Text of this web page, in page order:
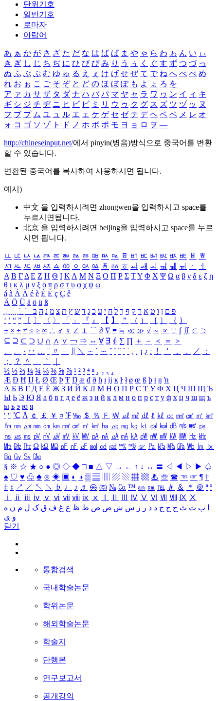
단위기호
일반기호
로마자
아랍어
あ ぁ か が さ ざ た だ な は ば ぱ ま や ゃ ら わ ゎ ん い ぃ
き ぎ し じ ち ぢ に ひ び ぴ み り う ぅ く ぐ す ず つ づ っ
ぬ ふ ぶ ぷ む ゆ ゅ る え ぇ け げ せ ぜ て で ね へ べ ぺ め
れ お ぉ こ ご そ ぞ と ど の ほ ぼ ぽ も よ ょ ろ を
ア ァ カ サ ザ タ ダ ナ ハ バ パ マ ヤ ャ ラ ワ ヮ ン イ ィ キ
ギ シ ジ チ ヂ ニ ヒ ビ ピ ミ リ ウ ゥ ク グ ス ズ ツ ヅ ッ ヌ
フ ブ プ ム ユ ュ ル エ ェ ケ ゲ セ ゼ テ デ ヘ ベ ペ メ レ オ
ォ コ ゴ ソ ゾ ト ド ノ ホ ボ ポ モ ヨ ョ ロ ヲ ―
http://chineseinput.net/에서 pinyin(병음)방식으로 중국어를 변환
할 수 있습니다.
변환된 중국어를 복사하여 사용하시면 됩니다.
예시)
中文 을 입력하시려면 zhongwen을 입력하시고 space를
누르시면됩니다.
北京 을 입력하시려면 beijing을 입력하시고 space를 누르
시면 됩니다.
ㅥ ㅦ ㅧ ㅨ ㅩ ㅪ ㅫ ㅬ ㅭ ㅮ ㅯ ㅰ ㅱ ㅲ ㅳ ㅴ ㅵ ㅶ ㅷ ㅸ
ㅹ
ㅺ ㅻ ㅼ ㅽ ㅾ ㅿ ㆀ ㆁ ㆂ ㆃ ㆄ ㆅ ㆆ ㆇ ㆈ ㆉ ㆊ ㆋ ㆌ ㆍ
ㆎ
Α Β ΓΔ Ε Ζ Η Θ Ι ΚΛ Μ Ν Ξ Ο Π Ρ Σ ΤΥ Φ Χ Ψ Ω α β γ δ ε ζ η
θ ι κ λ μ ν ξ ο π ρ σ τ υ φ χ ψ ω
á à Á À é è É È ç Ç ê
Ä Ö Ü ä ö ü ß
ִֶֹ ֻּ ׁׂ פ ם ן ו ט א ר ק ף ך ל ח י ע כ ג ד ש ץ ת צ מ נ ה ב
‘ ’ “ ” 〔 〕 〈 〉 「 」 『 』 【 】 ＂ （ ） ［ ］ ｛ ｝
± × ÷ ≠ ≤ ≥ ∞ ∴ ♂ ♀ ∠ ⊥ ⌒ ∂ ∇ ≡ ≒ ≪ ≫ √ ∽ ∝ ∵ ∫ ∬ ∈ ∋
⊆ ⊇ ⊂ ⊃ ∪ ∩ ∧ ∨ ￢ ⇒ ⇔ ∀ ∃ ∮ ∑ ∏ ＋ － ＜ ＝
＞
、
。 · ‥ … ¨ 〃 ― ＼ ∼ ´ ～ ˇ ˘ ˝ ˚ ˙ ¸ ¡ ¿ ː ！ ＇ ， ． ／
：
；
？ ＾ ｀
½ ⅓ ⅔ ¼ ¾ ⅛ ⅜ ⅝ ⅞ ¹ ² ³ ⁴ ⁿ ₁ ₂ ₃ ₄
Æ Ð Ħ Ĳ Ł Ø Œ Þ Ŧ Ŋ æ đ ð ħ ı ĳ ĸ ŀ ł ø œ ß þ ŧ ŋ ŉ
А Б В Г Д Е Ё Ж З И Й К Л М Н О П Р С Т У Ф Х Ц Ч Ш Щ Ъ
Ы Ь Э Ю Я а б в г д е ё ж з и й к л м н о п р с т у ф х ц ч ш щ ъ
ы ь э ю я
′ ″ ℃ Å ￠ ￡ ￥ ¤ ℉ ‰ ＄ ％ Ｆ ￦ ㎕ ㎖ ㎗ ℓ ㎘ ㏄ ㎣ ㎤ ㎥ ㎦
㎙ ㎚ ㎛ ㎜ ㎝ ㎞ ㎟ ㎠ ㎡ ㎢ ㏊ ㎍ ㎎ ㎏ ㏏ ㎈ ㎉ ㏈ ㎧ ㎨ ㎰
㎱ ㎲ ㎳ ㎴ ㎵ ㎶ ㎷ ㎸ ㎹ ㎀ ㎁ ㎂ ㎃ ㎄ ㎺ ㎻ ㎽ ㎾ ㎿ ㎐ ㎑
㎒ ㎓ ㎔ Ω ㏀ ㏁ ㎊ ㎋ ㎌ ㏖ ㏅ ㎭ ㎮ ㎯ ㏛ ㎩ ㎪ ㎫ ㎬ ㏝ ㏐
㏓
㏃ ㏉ ㏜ ㏆
§ ※ ☆ ★ ○ ● ◎ ◇ ◆ □ ■ △ ▽ → ← ↑ ↓ ↔ 〓 ◁ ◀ ▷ ▶ ♤
♠ ♡ ♥ ♧ ♣ ⊙ ◈ ▣ ◐ ◑ ▒ ▤ ▨ ▧ ▦ ▩ ♨ ☏ ☎ ☜ ☞ ¶ †
‡ ↕ ↗ ↙ ↖ ↘ ♭ ♩ ♪ ♬ ㉿ ㈜ № ㏇ ™ ㏂ ㏘ ℡ ＃ ＆ ＊ ＠ ª º
ⅰ
ⅱ ⅲ ⅳ ⅴ ⅵ ⅶ ⅷ ⅸ ⅹ Ⅳ Ⅴ Ⅵ Ⅶ Ⅷ Ⅸ Ⅹ
ب ت ث ج ح خ د ذ ر ز س ش ص ض ط ظ ع غ ف ق ک ل م ن ه
و ی
닫기
통합검색
국내학술논문
학위논문
해외학술논문
학술지
단행본
연구보고서
공개강의